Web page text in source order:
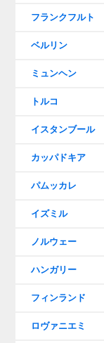
フランクフルト
ベルリン
ミュンヘン
トルコ
イスタンブール
カッパドキア
パムッカレ
イズミル
ノルウェー
ハンガリー
フィンランド
ロヴァニエミ